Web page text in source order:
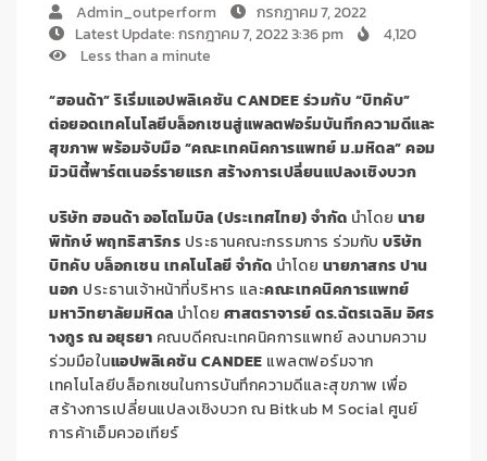
Admin_outperform
กรกฎาคม 7, 2022
Latest Update: กรกฎาคม 7, 2022 3:36 pm
4,120
Less than a minute
“ฮอนด้า” ริเริ่มแอปพลิเคชัน CANDEEร่วมกับ “บิทคับ”
ต่อยอดเทคโนโลยีบล็อกเชนสู่แพลตฟอร์มบันทึกความดีและ
สุขภาพ พร้อมจับมือ “คณะเทคนิคการแพทย์ ม.มหิดล” คอม
มิวนิตี้พาร์ตเนอร์รายแรก สร้างการเปลี่ยนแปลงเชิงบวก
บริษัท ฮอนด้า ออโตโมบิล (ประเทศไทย) จำกัด นำโดย นาย
พิทักษ์ พฤทธิสาริกร ประธานคณะกรรมการ ร่วมกับ บริษัท
บิทคับ บล็อกเชน เทคโนโลยี จำกัด นำโดย นายภาสกร ปาน
นอก ประธานเจ้าหน้าที่บริหาร และคณะเทคนิคการแพทย์
มหาวิทยาลัยมหิดล นำโดย ศาสตราจารย์ ดร.ฉัตรเฉลิม อิศร
างกูร ณ อยุธยา คณบดีคณะเทคนิคการแพทย์ ลงนามความ
ร่วมมือในแอปพลิเคชัน CANDEE แพลตฟอร์มจาก
เทคโนโลยีบล็อกเชนในการบันทึกความดีและสุขภาพ เพื่อ
สร้างการเปลี่ยนแปลงเชิงบวก ณ Bitkub M Social ศูนย์
การค้าเอ็มควอเทียร์